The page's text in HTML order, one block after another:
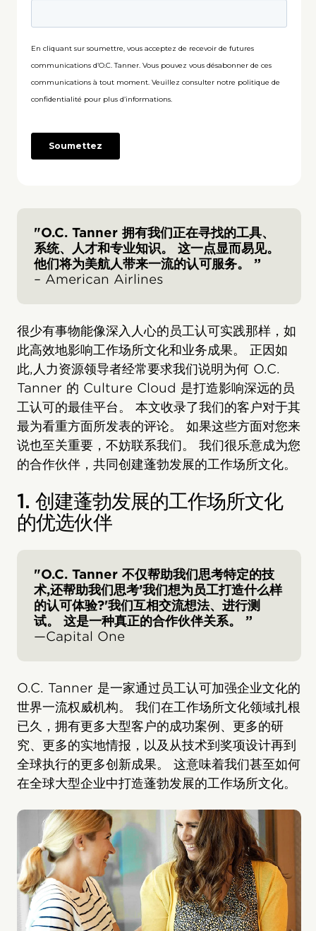
"O.C. Tanner 拥有我们正在寻找的工具、
系统、人才和专业知识。 这一点显而易见。
他们将为美航人带来一流的认可服务。 ”
– American Airlines
很少有事物能像深入人心的员工认可实践那样，如
此高效地影响工作场所文化和业务成果。 正因如
此,人力资源领导者经常要求我们说明为何 O.C.
Tanner 的 Culture Cloud 是打造影响深远的员
工认可的最佳平台。 本文收录了我们的客户对于其
最为看重方面所发表的评论。 如果这些方面对您来
说也至关重要，不妨联系我们。 我们很乐意成为您
的合作伙伴，共同创建蓬勃发展的工作场所文化。
1. 创建蓬勃发展的工作场所文化
的优选伙伴
"O.C. Tanner 不仅帮助我们思考特定的技
术,还帮助我们思考’我们想为员工打造什么样
的认可体验?'我们互相交流想法、进行测
试。 这是一种真正的合作伙伴关系。 ”
—Capital One
O.C. Tanner 是一家通过员工认可加强企业文化的
世界一流权威机构。 我们在工作场所文化领域扎根
已久，拥有更多大型客户的成功案例、更多的研
究、更多的实地情报，以及从技术到奖项设计再到
全球执行的更多创新成果。 这意味着我们甚至如何
在全球大型企业中打造蓬勃发展的工作场所文化。